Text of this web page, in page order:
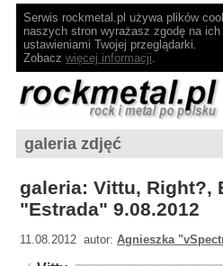
Serwis rockmetal.pl używa plików
naszych stron wyrażasz zgodę na
ustawieniami Twojej przeglądarki.
Zobacz więcej informacji.
galeria zdjęć
galeria: Vittu, Right?,
"Estrada" 9.08.2012
11.08.2012 autor:Agnieszka